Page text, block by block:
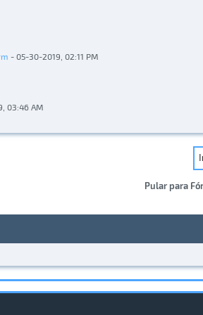
- 05-30-2019, 02:11 PM
03:46 AM
Pular para